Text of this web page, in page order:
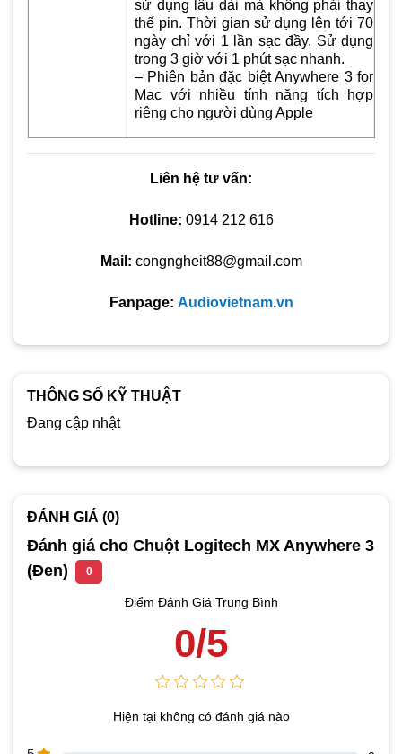
sử dụng lâu dài mà không phải thay
thế pin. Thời gian sử dụng lên tới 70
ngày chỉ với 1 lần sạc đầy. Sử dụng
trong 3 giờ với 1 phút sạc nhanh.
– Phiên bản đặc biệt Anywhere 3 for
Mac với nhiều tính năng tích hợp
riêng cho người dùng Apple
Liên hệ tư vấn:
Hotline: 0914 212 616
Mail: congngheit88@gmail.com
Fanpage: Audiovietnam.vn
THÔNG SỐ KỸ THUẬT
Đang cập nhật
ĐÁNH GIÁ (0)
Đánh giá cho Chuột Logitech MX Anywhere 3
(Đen)
0
Điểm Đánh Giá Trung Bình
0/5
Hiện tại không có đánh giá nào